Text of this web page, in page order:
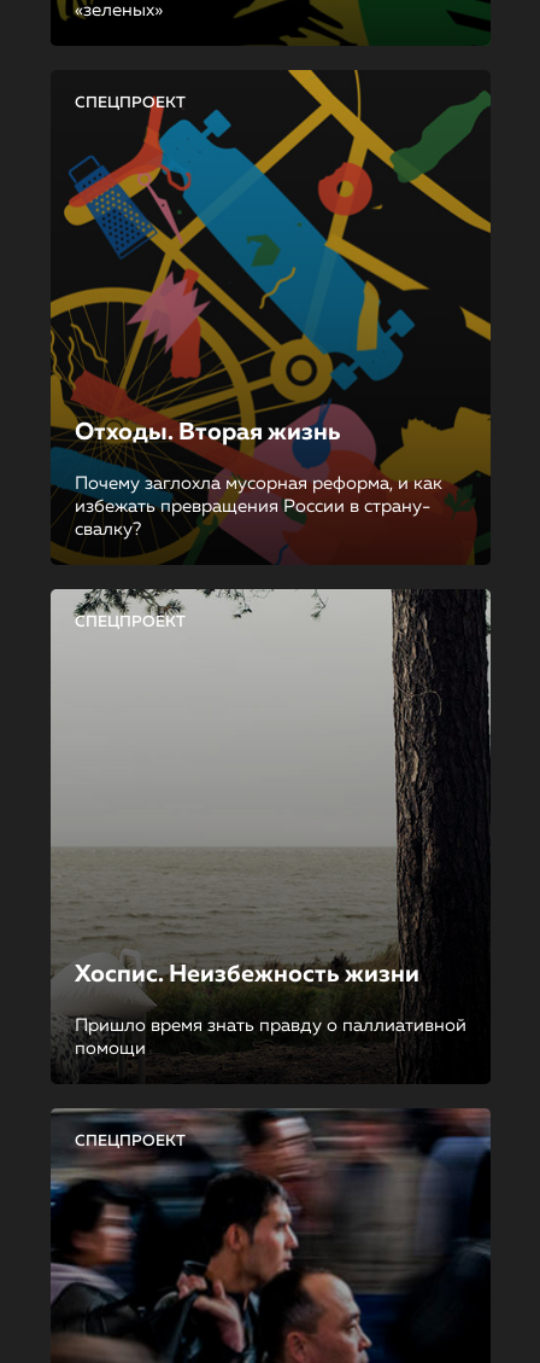
«зеленых»
СПЕЦПРОЕКТ
Отходы. Вторая жизнь
Почему заглохла мусорная реформа, и как
избежать превращения России в страну-
свалку?
СПЕЦПРОЕКТ
Хоспис. Неизбежность жизни
Пришло время знать правду о паллиативной
помощи
СПЕЦПРОЕКТ